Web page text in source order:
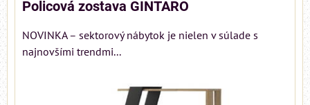
Policová zostava GINTARO
NOVINKA – sektorový nábytok je nielen v súlade s
najnovšími trendmi...